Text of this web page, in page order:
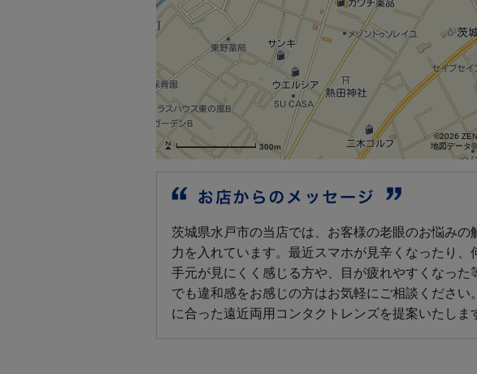
300m
©2026
地図データ
茨城県水戸市の当店では、お客様の老眼のお悩みの
力を入れています。最近スマホが見辛くなったり、
手元が見にくく感じる方や、目が疲れやすくなった
でも違和感をお感じの方はお気軽にご相談ください
に合った遠近両用コンタクトレンズを提案いたしま